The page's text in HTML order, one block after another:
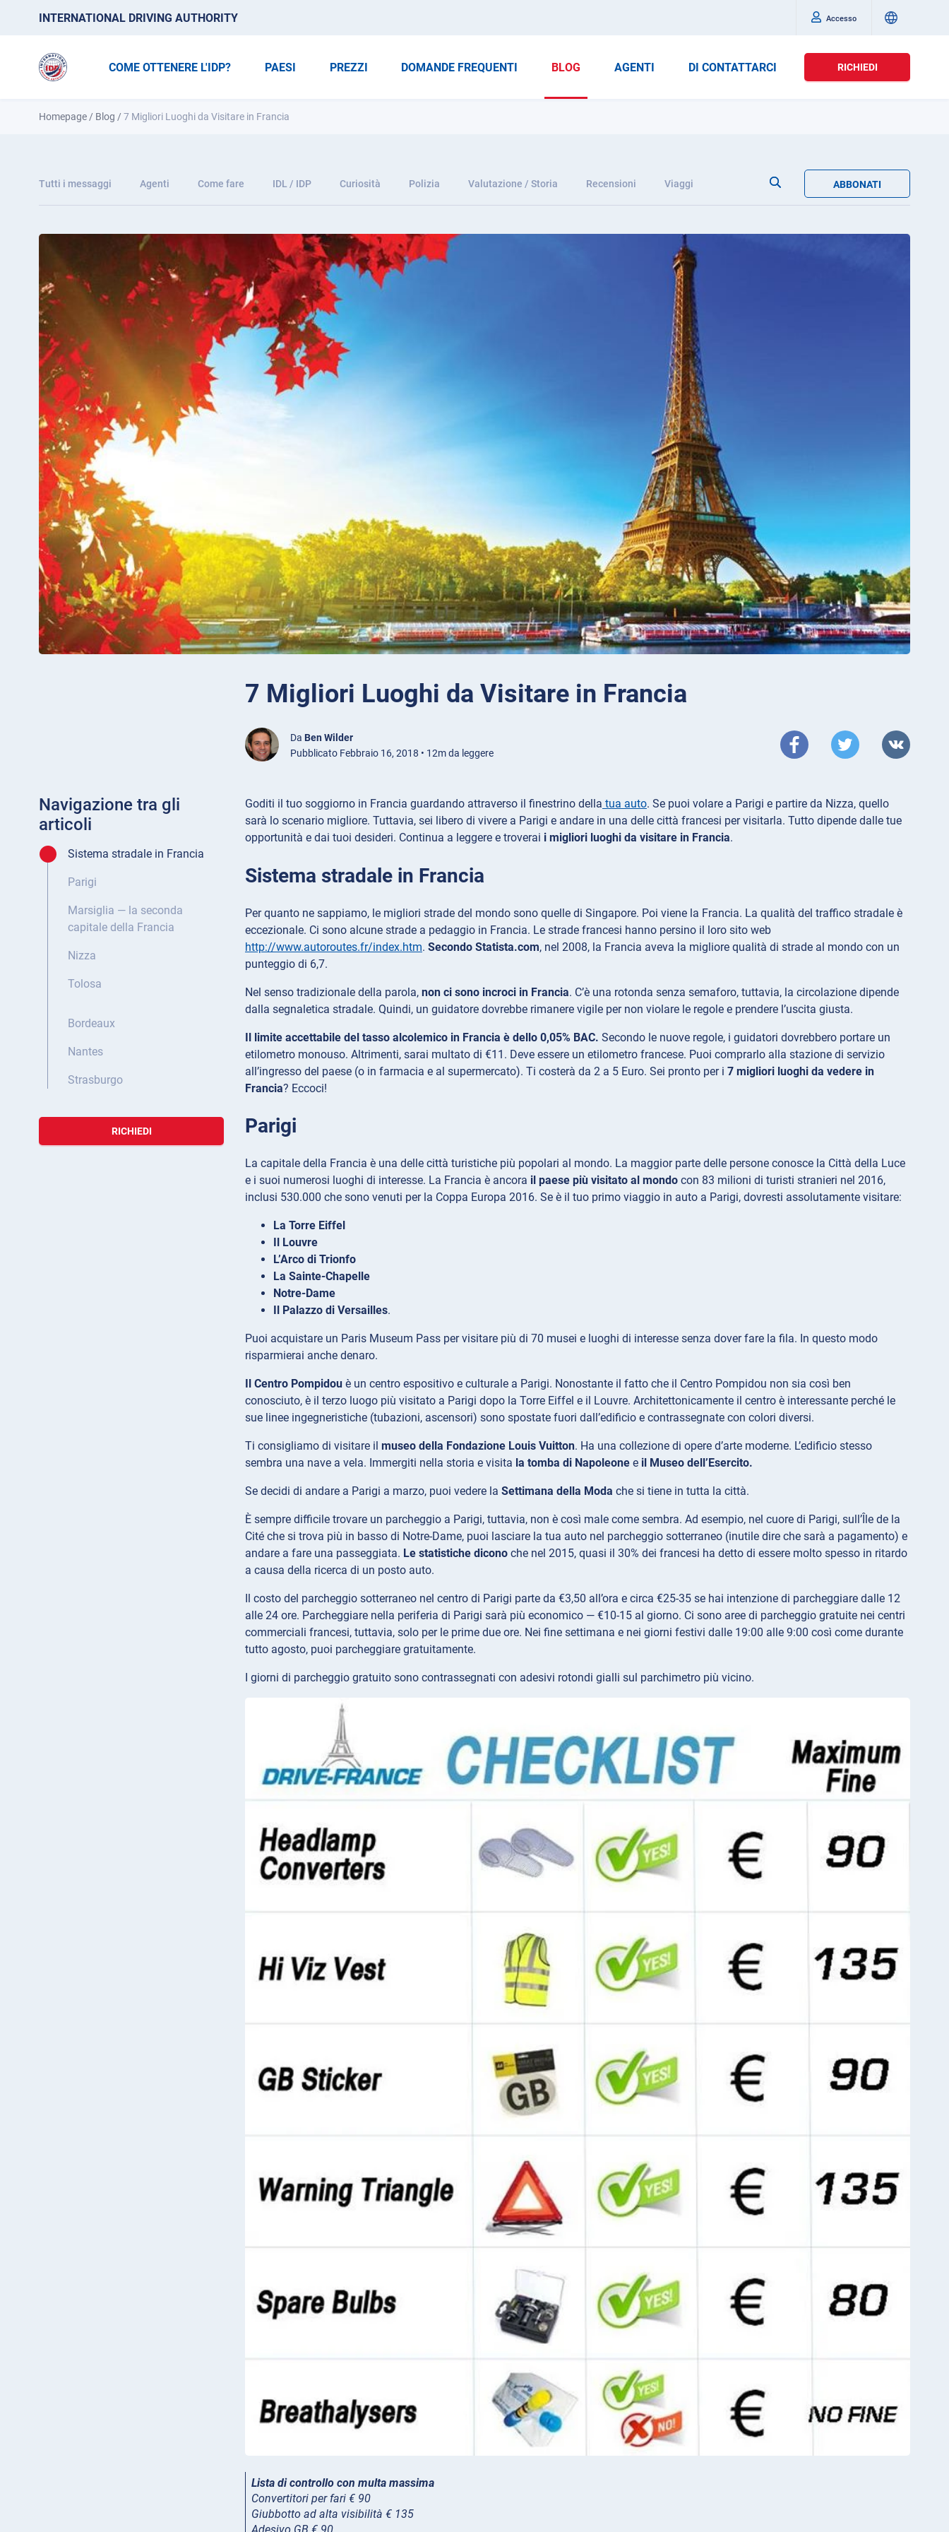
INTERNATIONAL DRIVING AUTHORITY Accesso
COME OTTENERE L'IDP? PAESI PREZZI DOMANDE FREQUENTI BLOG AGENTI DI CONTATTARCI RICHIEDI
Homepage / Blog /7 Migliori Luoghi da Visitare in Francia
Tutti i messaggi Agenti Come fare IDL / IDP Curiosità Polizia Valutazione / Storia Recensioni Viaggi ABBONATI
7 Migliori Luoghi da Visitare in Francia
Da Ben Wilder
Pubblicato Febbraio 16, 2018 • 12m da leggere
Navigazione tra gli
articoli
Sistema stradale in Francia
Parigi
Marsiglia — la seconda
capitale della Francia
Nizza
Tolosa
Bordeaux
Nantes
Strasburgo
RICHIEDI
Goditi il tuo soggiorno in Francia guardando attraverso il finestrino della tua auto. Se puoi volare a Parigi e partire da Nizza, quello
sarà lo scenario migliore. Tuttavia, sei libero di vivere a Parigi e andare in una delle città francesi per visitarla. Tutto dipende dalle tue
opportunità e dai tuoi desideri. Continua a leggere e troverai i migliori luoghi da visitare in Francia.
Sistema stradale in Francia
Per quanto ne sappiamo, le migliori strade del mondo sono quelle di Singapore. Poi viene la Francia. La qualità del traffico stradale è
eccezionale. Ci sono alcune strade a pedaggio in Francia. Le strade francesi hanno persino il loro sito web
http://www.autoroutes.fr/index.htm. Secondo Statista.com, nel 2008, la Francia aveva la migliore qualità di strade al mondo con un
punteggio di 6,7.
Nel senso tradizionale della parola, non ci sono incroci in Francia. C’è una rotonda senza semaforo, tuttavia, la circolazione dipende
dalla segnaletica stradale. Quindi, un guidatore dovrebbe rimanere vigile per non violare le regole e prendere l’uscita giusta.
Il limite accettabile del tasso alcolemico in Francia è dello 0,05% BAC. Secondo le nuove regole, i guidatori dovrebbero portare un
etilometro monouso. Altrimenti, sarai multato di €11. Deve essere un etilometro francese. Puoi comprarlo alla stazione di servizio
all’ingresso del paese (o in farmacia e al supermercato). Ti costerà da 2 a 5 Euro. Sei pronto per i 7 migliori luoghi da vedere in
Francia? Eccoci!
Parigi
La capitale della Francia è una delle città turistiche più popolari al mondo. La maggior parte delle persone conosce la Città della Luce
e i suoi numerosi luoghi di interesse. La Francia è ancora il paese più visitato al mondo con 83 milioni di turisti stranieri nel 2016,
inclusi 530.000 che sono venuti per la Coppa Europa 2016. Se è il tuo primo viaggio in auto a Parigi, dovresti assolutamente visitare:
La Torre Eiffel
Il Louvre
L’Arco di Trionfo
La Sainte-Chapelle
Notre-Dame
Il Palazzo di Versailles.
Puoi acquistare un Paris Museum Pass per visitare più di 70 musei e luoghi di interesse senza dover fare la fila. In questo modo
risparmierai anche denaro.
Il Centro Pompidou è un centro espositivo e culturale a Parigi. Nonostante il fatto che il Centro Pompidou non sia così ben
conosciuto, è il terzo luogo più visitato a Parigi dopo la Torre Eiffel e il Louvre. Architettonicamente il centro è interessante perché le
sue linee ingegneristiche (tubazioni, ascensori) sono spostate fuori dall’edificio e contrassegnate con colori diversi.
Ti consigliamo di visitare il museo della Fondazione Louis Vuitton. Ha una collezione di opere d’arte moderne. L’edificio stesso
sembra una nave a vela. Immergiti nella storia e visita la tomba di Napoleone e il Museo dell’Esercito.
Se decidi di andare a Parigi a marzo, puoi vedere la Settimana della Moda che si tiene in tutta la città.
È sempre difficile trovare un parcheggio a Parigi, tuttavia, non è così male come sembra. Ad esempio, nel cuore di Parigi, sull’Île de la
Cité che si trova più in basso di Notre-Dame, puoi lasciare la tua auto nel parcheggio sotterraneo (inutile dire che sarà a pagamento) e
andare a fare una passeggiata. Le statistiche dicono che nel 2015, quasi il 30% dei francesi ha detto di essere molto spesso in ritardo
a causa della ricerca di un posto auto.
Il costo del parcheggio sotterraneo nel centro di Parigi parte da €3,50 all’ora e circa €25-35 se hai intenzione di parcheggiare dalle 12
alle 24 ore. Parcheggiare nella periferia di Parigi sarà più economico — €10-15 al giorno. Ci sono aree di parcheggio gratuite nei centri
commerciali francesi, tuttavia, solo per le prime due ore. Nei fine settimana e nei giorni festivi dalle 19:00 alle 9:00 così come durante
tutto agosto, puoi parcheggiare gratuitamente.
I giorni di parcheggio gratuito sono contrassegnati con adesivi rotondi gialli sul parchimetro più vicino.
Lista di controllo con multa massima
Convertitori per fari € 90
Giubbotto ad alta visibilità € 135